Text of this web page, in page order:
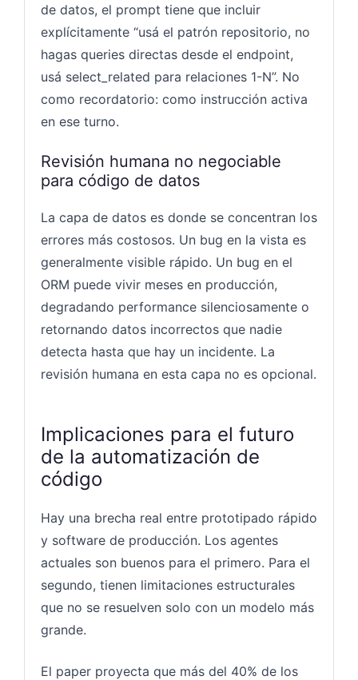
de datos, el prompt tiene que incluir
explícitamente “usá el patrón repositorio, no
hagas queries directas desde el endpoint,
usá select_related para relaciones 1-N”. No
como recordatorio: como instrucción activa
en ese turno.
Revisión humana no negociable
para código de datos
La capa de datos es donde se concentran los
errores más costosos. Un bug en la vista es
generalmente visible rápido. Un bug en el
ORM puede vivir meses en producción,
degradando performance silenciosamente o
retornando datos incorrectos que nadie
detecta hasta que hay un incidente. La
revisión humana en esta capa no es opcional.
Implicaciones para el futuro
de la automatización de
código
Hay una brecha real entre prototipado rápido
y software de producción. Los agentes
actuales son buenos para el primero. Para el
segundo, tienen limitaciones estructurales
que no se resuelven solo con un modelo más
grande.
El paper proyecta que más del 40% de los